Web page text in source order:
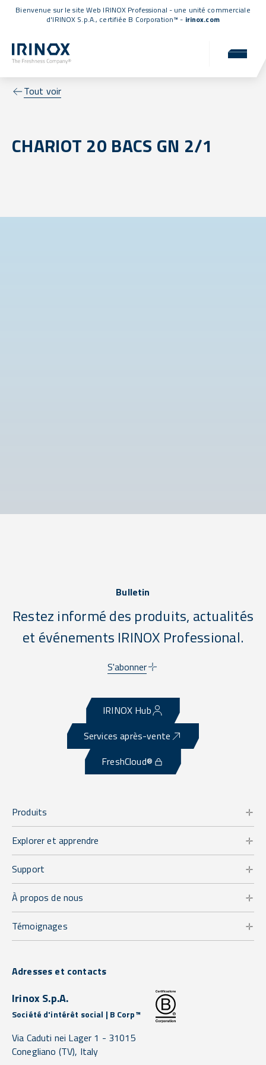
Bienvenue sur le site Web IRINOX Professional - une unité commerciale
d'IRINOX S.p.A., certifiée B Corporation™ - irinox.com
Tout voir
CHARIOT 20 BACS GN 2/1
Bulletin
Restez informé des produits, actualités
et événements IRINOX Professional.
S'abonner
IRINOX Hub
Services après-vente
FreshCloud®
Produits
Explorer et apprendre
Support
À propos de nous
Témoignages
Adresses et contacts
Irinox S.p.A.
Société d'intérêt social | B Corp™
Via Caduti nei Lager 1 - 31015
Conegliano (TV), Italy